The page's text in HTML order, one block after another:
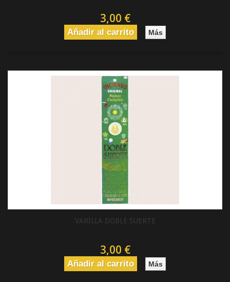
3,00 €
Añadir al carrito Más
VARILLA DOBLE SUERTE
3,00 €
Añadir al carrito Más